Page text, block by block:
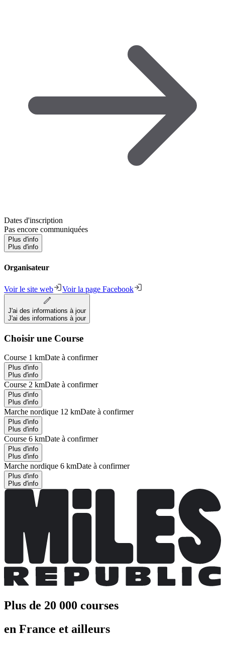
Dates d'inscription
Pas encore communiquées
Plus d'info
Plus d'info
Organisateur
Voir le site web Voir la page Facebook
J'ai des informations à jour
J'ai des informations à jour
Choisir une Course
Course 1 kmDate à confirmer
Plus d'info
Plus d'info
Course 2 kmDate à confirmer
Plus d'info
Plus d'info
Marche nordique 12 kmDate à confirmer
Plus d'info
Plus d'info
Course 6 kmDate à confirmer
Plus d'info
Plus d'info
Marche nordique 6 kmDate à confirmer
Plus d'info
Plus d'info
Plus de 20 000 courses
en France et ailleurs